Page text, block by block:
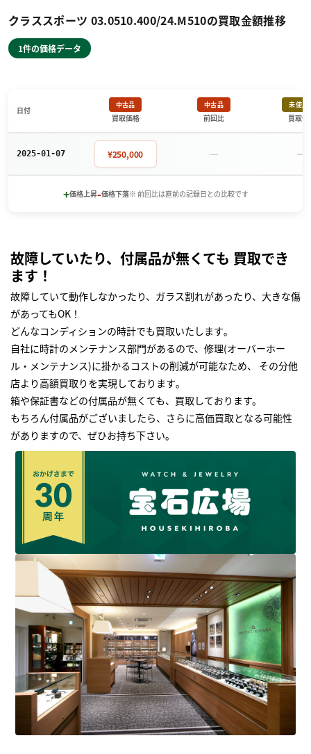
クラススポーツ 03.0510.400/24.M510の買取金額推移
1件の価格データ
日付
中古品
買取価格
中古品
前回比
未使用
買取価
2025-01-07 ¥250,000 － －
+価格上昇-価格下落※ 前回比は直前の記録日との比較です
故障していたり、付属品が無くても 買取でき
ます！
故障していて動作しなかったり、ガラス割れがあったり、大きな傷
があってもOK！
どんなコンディションの時計でも買取いたします｡
自社に時計のメンテナンス部門があるので、修理(オーバーホー
ル・メンテナンス)に掛かるコストの削減が可能なため、 その分他
店より高額買取りを実現しております｡
箱や保証書などの付属品が無くても、買取しております。
もちろん付属品がございましたら、さらに高価買取となる可能性
がありますので、ぜひお持ち下さい｡